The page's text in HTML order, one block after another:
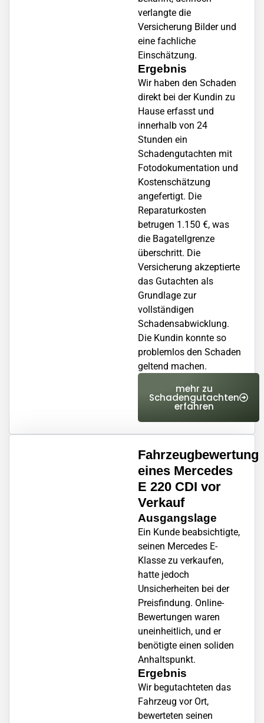
verlangte die
Versicherung Bilder und
eine fachliche
Einschätzung.
Ergebnis
Wir haben den Schaden
direkt bei der Kundin zu
Hause erfasst und
innerhalb von 24
Stunden ein
Schadengutachten mit
Fotodokumentation und
Kostenschätzung
angefertigt. Die
Reparaturkosten
betrugen 1.150 €, was
die Bagatellgrenze
überschritt. Die
Versicherung akzeptierte
das Gutachten als
Grundlage zur
vollständigen
Schadensabwicklung.
Die Kundin konnte so
problemlos den Schaden
geltend machen.
mehr zu
Schadengutachten
erfahren
Fahrzeugbewertung
eines Mercedes
E 220 CDI vor
Verkauf
Ausgangslage
Ein Kunde beabsichtigte,
seinen Mercedes E-
Klasse zu verkaufen,
hatte jedoch
Unsicherheiten bei der
Preisfindung. Online-
Bewertungen waren
uneinheitlich, und er
benötigte einen soliden
Anhaltspunkt.
Ergebnis
Wir begutachteten das
Fahrzeug vor Ort,
bewerteten seinen